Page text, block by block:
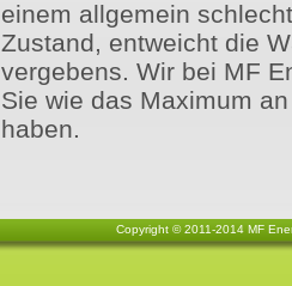
einem allgemein
Zustand, entweicht die
vergebens. Wir bei MF
Sie wie das Maximum
haben.
Copyright © 2011-2014 MF